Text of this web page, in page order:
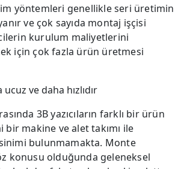
yöntemleri genellikle seri üretimin
ve çok sayıda montaj işçisi
kurulum maliyetlerini
için çok fazla ürün üretmesi
ucuz ve daha hızlıdır
3B yazıcıların farklı bir ürün
bir makine ve alet takımı ile
bulunmamakta. Monte
konusu olduğunda geleneksel